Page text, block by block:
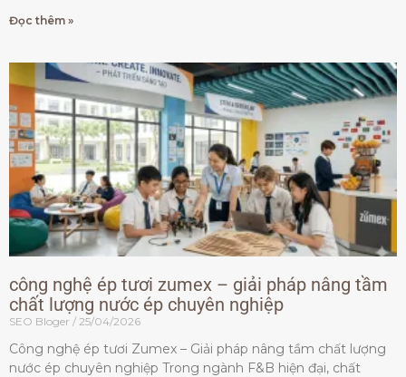
Đọc thêm »
công nghệ ép tươi zumex – giải pháp nâng tầm
chất lượng nước ép chuyên nghiệp
SEO Bloger 25/04/2026
Công nghệ ép tươi Zumex – Giải pháp nâng tầm chất lượng
nước ép chuyên nghiệp Trong ngành F&B hiện đại, chất